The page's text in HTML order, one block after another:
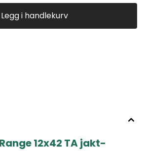
Legg i handlekurv
12x42 TA jakt-